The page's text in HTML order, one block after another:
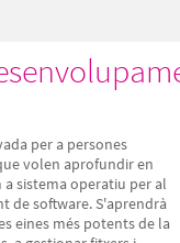
per a persones
volen aprofundir en
a sistema operatiu per al
de software. S'aprendrà
eines més potents de la